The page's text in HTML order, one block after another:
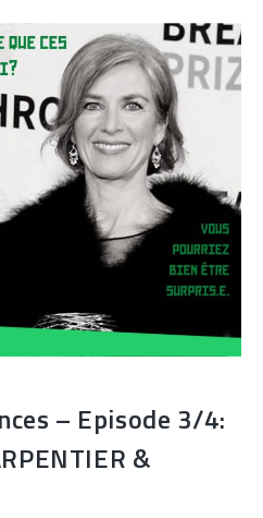
– Episode 3/4:
&